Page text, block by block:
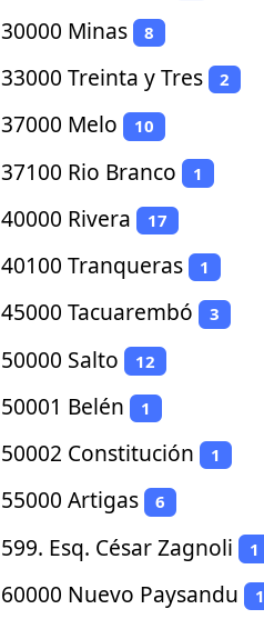
30000 Minas 8
33000 Treinta y Tres 2
37000 Melo 10
37100 Rio Branco 1
40000 Rivera 17
40100 Tranqueras 1
45000 Tacuarembó 3
50000 Salto 12
50001 Belén 1
50002 Constitución 1
55000 Artigas 6
599. Esq. César Zagnoli 1
60000 Nuevo Paysandu 1